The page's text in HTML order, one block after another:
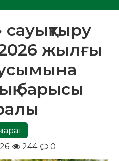
сауықтыру
2026 жылғы
барысы
244 0